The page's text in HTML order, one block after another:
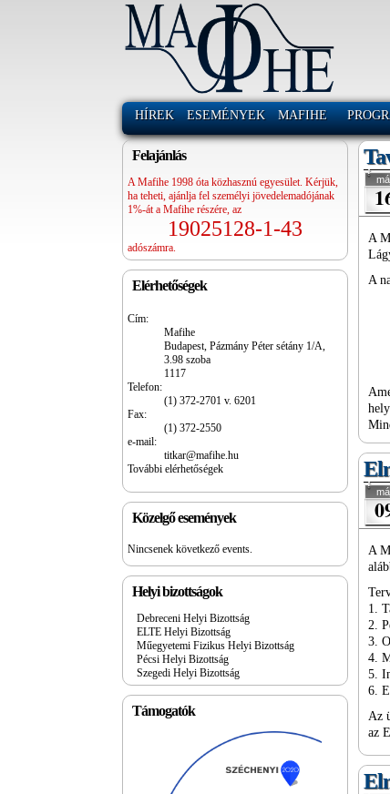
HÍREK ESEMÉNYEK MAFIHE
Felajánlás
A Mafihe 1998 óta közhasznú egyesület. Kérjük,
ha teheti, ajánlja fel személyi jövedelemadójának
1%-át a Mafihe részére, az
19025128-1-43
adószámra.
Elérhetőségek
Cím:
Mafihe
Budapest, Pázmány Péter sétány 1/A,
3.98 szoba
1117
Telefon:
(1) 372-2701 v. 6201
Fax:
(1) 372-2550
e-mail:
titkar@mafihe.hu
További elérhetőségek
Közelgő események
Nincsenek következő events.
Helyi bizottságok
Debreceni Helyi Bizottság
ELTE Helyi Bizottság
Műegyetemi Fizikus Helyi Bizottság
Pécsi Helyi Bizottság
Szegedi Helyi Bizottság
Támogatók
A
A
A
1.
2.
3.
4.
5.
6.
Az
az